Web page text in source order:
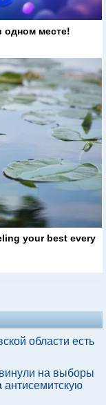
одном месте!
your best every
области есть
на выборы
антисемитскую